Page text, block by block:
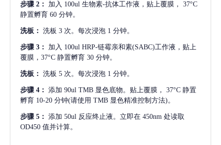
步骤 2： 加入 100ul 生物素-抗体工作液，贴上覆膜， 37°C
静置孵育 60 分钟。
洗板： 洗板 3 次。每次浸泡 1 分钟。
步骤 3： 加入 100ul HRP-链霉亲和素(SABC)工作液，贴上
覆膜，37°C 静置孵育 30 分钟。
洗板： 洗板 5 次。每次浸泡 1 分钟。
步骤 4： 添加 90ul TMB 显色底物。贴上覆膜， 37°C 静置
孵育 10-20 分钟(请使用 TMB 显色精准控制方法)。
步骤 5： 添加 50ul 反应终止液。立即在 450nm 处读取
OD450 值并计算。